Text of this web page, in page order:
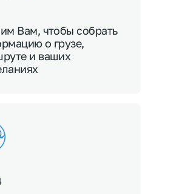
Вам, чтобы собрать
о грузе,
и ваших